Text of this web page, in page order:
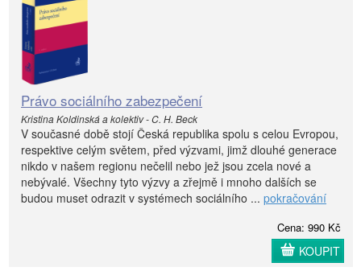
Právo sociálního zabezpečení
Kristina Koldinská a kolektiv - C. H. Beck
V současné době stojí Česká republika spolu s celou Evropou,
respektive celým světem, před výzvami, jimž dlouhé generace
nikdo v našem regionu nečelil nebo jež jsou zcela nové a
nebývalé. Všechny tyto výzvy a zřejmě i mnoho dalších se
budou muset odrazit v systémech sociálního ... pokračování
Cena: 990 Kč
KOUPIT